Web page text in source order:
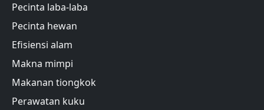
Pecinta laba-laba
Pecinta hewan
Efisiensi alam
Makna mimpi
Makanan tiongkok
Perawatan kuku